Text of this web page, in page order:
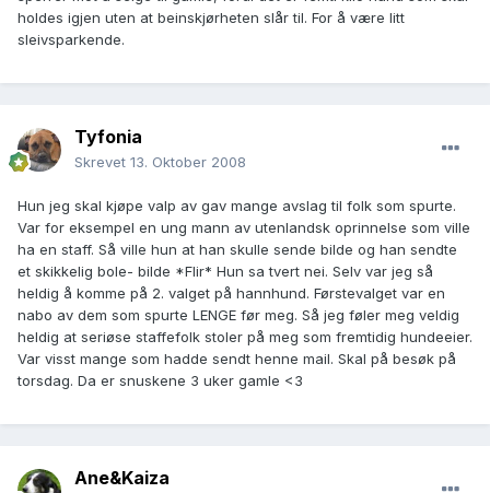
holdes igjen uten at beinskjørheten slår til. For å være litt
sleivsparkende.
Tyfonia
Skrevet 13. Oktober 2008
Hun jeg skal kjøpe valp av gav mange avslag til folk som spurte.
Var for eksempel en ung mann av utenlandsk oprinnelse som ville
ha en staff. Så ville hun at han skulle sende bilde og han sendte
et skikkelig bole- bilde *Flir* Hun sa tvert nei. Selv var jeg så
heldig å komme på 2. valget på hannhund. Førstevalget var en
nabo av dem som spurte LENGE før meg. Så jeg føler meg veldig
heldig at seriøse staffefolk stoler på meg som fremtidig hundeeier.
Var visst mange som hadde sendt henne mail. Skal på besøk på
torsdag. Da er snuskene 3 uker gamle <3
Ane&Kaiza